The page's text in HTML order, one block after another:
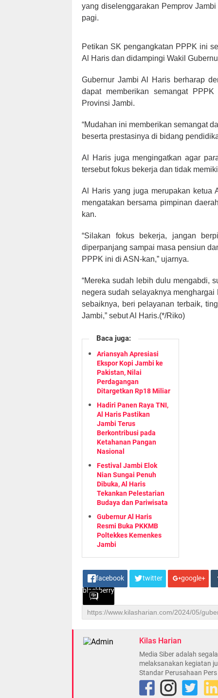
yang diselenggarakan Pemprov
pagi.
Petikan SK pengangkatan PPPK ini
Al Haris dan didampingi Wakil
Gubernur Jambi Al Haris berharap
dapat memberikan semangat
Provinsi Jambi.
“Mudahan ini memberikan semangat
beserta prestasinya di bidang
Al Haris juga mengingatkan agar
tersebut fokus bekerja dan tidak
Al Haris yang juga merupakan ketua
mengatakan bersama pimpinan
kan.
“Silakan fokus bekerja, jangan
diperpanjang sampai masa pensiun
PPPK ini di ASN-kan,” ujarnya.
“Mereka sudah lebih dulu mengabdi,
negera sudah selayaknya
sebaiknya, beri pelayanan terbaik,
Jambi,” sebut Al Haris.(*/Riko)
Baca juga:
Ariansyah Apresiasi
Ekspor Kopi Jambi ke
Pakistan, Nilai
Perdagangan
Ditargetkan Rp18 Miliar
Hadiri Panen Raya TNI,
Al Haris Pastikan
Jambi Terus
Berkontribusi pada
Ketahanan Pangan
Nasional
Festival Jambi Elok
Nian Sungai Penuh
Dibuka, Al Haris
Tekankan Pelestarian
Budaya dan Pariwisata
Gubernur Al Haris
Resmi Buka PKKMB
Poltekkes Kemenkes
Jambi
facebook twitter google+
blackberry
Kilas Harian
Media Siber adalah
melaksanakan kegiatan
Standar Perusahaan